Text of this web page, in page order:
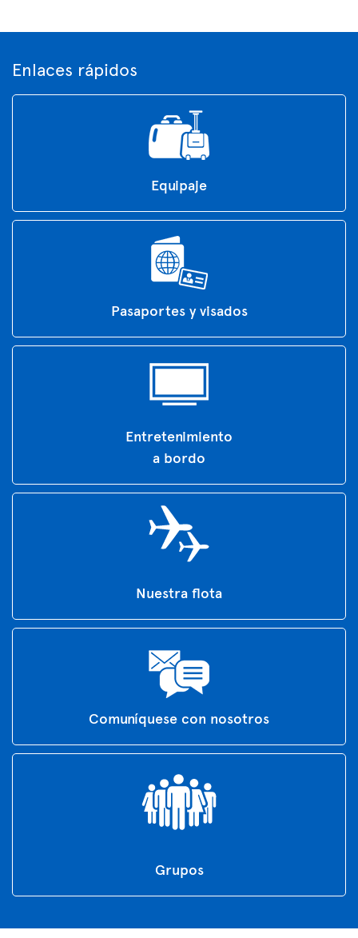
Enlaces rápidos
Equipaje
Pasaportes y visados
Entretenimiento
a bordo
Nuestra flota
Comuníquese con nosotros
Grupos